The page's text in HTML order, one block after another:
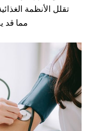
تقلل الأنظمة
مما قد